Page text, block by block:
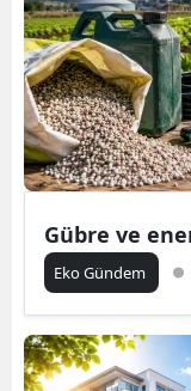
Gübre ve
Eko Gündem